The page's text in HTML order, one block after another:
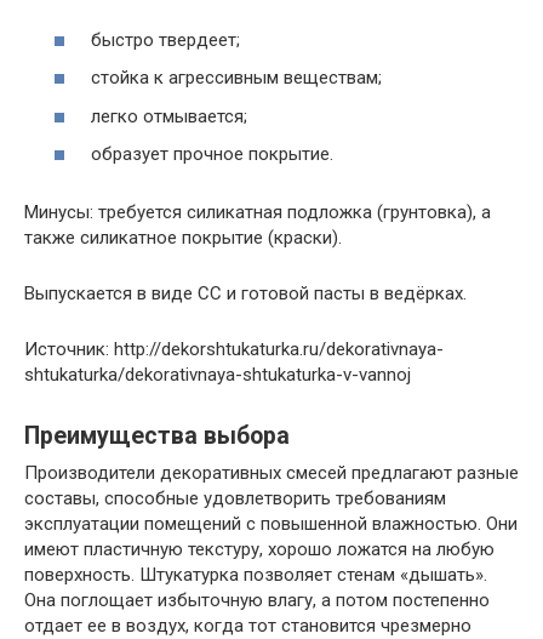
быстро твердеет;
стойка к агрессивным веществам;
легко отмывается;
образует прочное покрытие.
Минусы: требуется силикатная подложка (грунтовка), а
также силикатное покрытие (краски).
Выпускается в виде СС и готовой пасты в ведёрках.
Источник: http://dekorshtukaturka.ru/dekorativnaya-
shtukaturka/dekorativnaya-shtukaturka-v-vannoj
Преимущества выбора
Производители декоративных смесей предлагают разные
составы, способные удовлетворить требованиям
эксплуатации помещений с повышенной влажностью. Они
имеют пластичную текстуру, хорошо ложатся на любую
поверхность. Штукатурка позволяет стенам «дышать».
Она поглощает избыточную влагу, а потом постепенно
отдает ее в воздух, когда тот становится чрезмерно